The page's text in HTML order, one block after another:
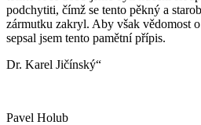
podchytiti, čímž se tento pěkný a
zármutku zakryl. Aby však vědomost
sepsal jsem tento pamětní přípis.
Dr. Karel Jičínský“
Pavel Holub